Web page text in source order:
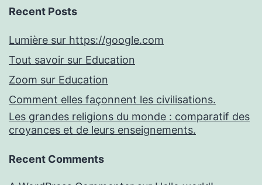
Recent Posts
Lumière sur https://google.com
Tout savoir sur Education
Zoom sur Education
Comment elles façonnent les civilisations.
Les grandes religions du monde : comparatif des
croyances et de leurs enseignements.
Recent Comments